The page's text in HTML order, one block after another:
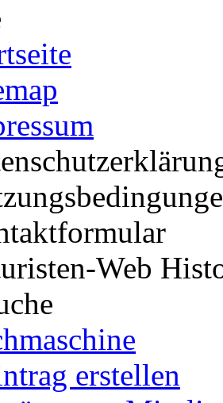
Web
erstellen